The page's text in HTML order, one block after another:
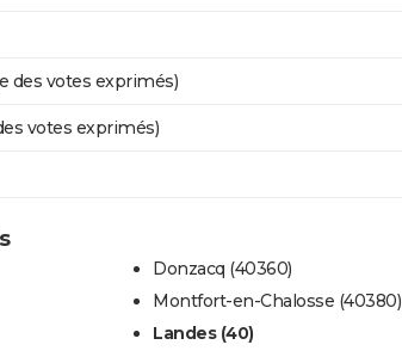
des votes exprimés)
votes exprimés)
Donzacq (40360)
Montfort-en-Chalosse (40380)
Landes (40)